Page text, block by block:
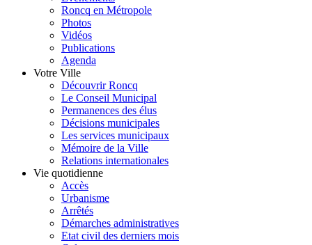
Roncq en Métropole
Photos
Vidéos
Publications
Agenda
Votre Ville
Découvrir Roncq
Le Conseil Municipal
Permanences des élus
Décisions municipales
Les services municipaux
Mémoire de la Ville
Relations internationales
Vie quotidienne
Accès
Urbanisme
Arrêtés
Démarches administratives
Etat civil des derniers mois